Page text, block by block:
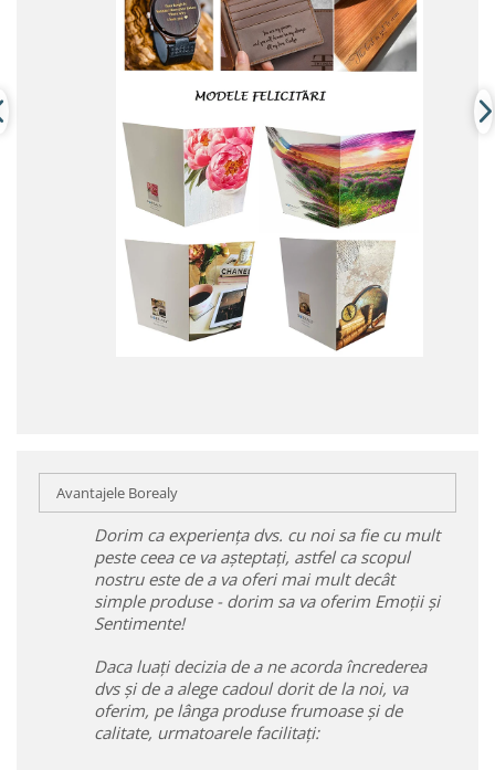
Avantajele Borealy
Dorim ca experiența dvs. cu noi sa fie cu mult
peste ceea ce va așteptați, astfel ca scopul
nostru este de a va oferi mai mult decât
simple produse - dorim sa va oferim Emoții și
Sentimente!
Daca luați decizia de a ne acorda încrederea
dvs și de a alege cadoul dorit de la noi, va
oferim, pe lânga produse frumoase și de
calitate, urmatoarele facilitați: